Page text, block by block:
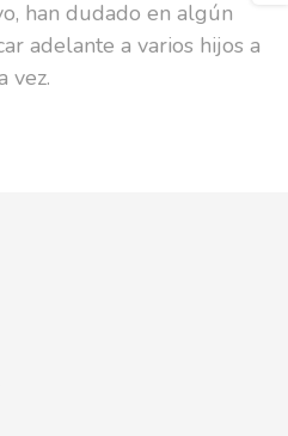
han dudado en algún
adelante a varios hijos a
vez.